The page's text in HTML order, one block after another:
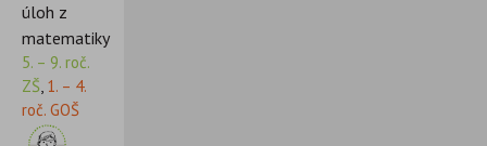
úloh z
matematiky
5. – 9. roč.
ZŠ, 1. – 4.
roč. GOŠ